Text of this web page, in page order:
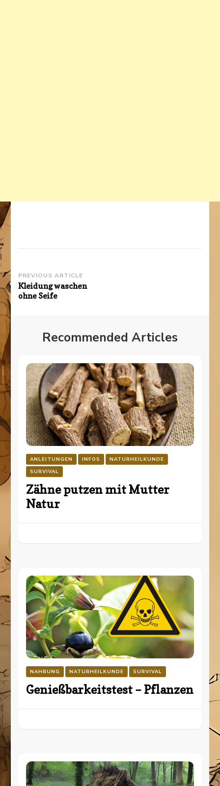
Post
Navigation
PREVIOUS ARTICLE
Kleidung waschen
ohne Seife
Recommended Articles
ANLEITUNGEN INFOS
NATURHEILKUNDE
SURVIVAL
Zähne putzen mit Mutter
Natur
NAHRUNG NATURHEILKUNDE SURVIVAL
Genießbarkeitstest – Pflanzen